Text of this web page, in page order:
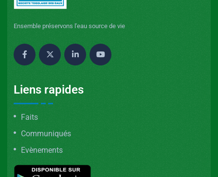
Ensemble préservons l'eau source de vie
Liens rapides
Faits
Communiqués
Evènements